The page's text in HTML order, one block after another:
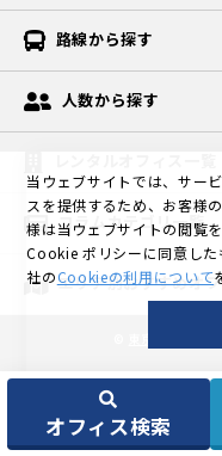
オフィス検索
路線から探す
人数から探す
コラムカテゴリ一覧
エリア別おすすめオ
当ウェブサイトでは、サー
スを提供するため、お客様
様は当ウェブサイトの閲覧
Cookie ポリシーに同意した
社のCookieの利用について